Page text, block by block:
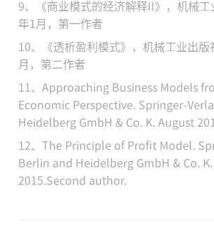
9、《商业模式的经济解释II》，机械
年1月，第一作者
10、《透析盈利模式》，机械工业出版
月，第二作者
11、Approaching Business Models
Economic Perspective. Springer-
Heidelberg GmbH & Co. K. August
12、The Principle of Profit Model.
Berlin and Heidelberg GmbH & Co.
2015.Second author.